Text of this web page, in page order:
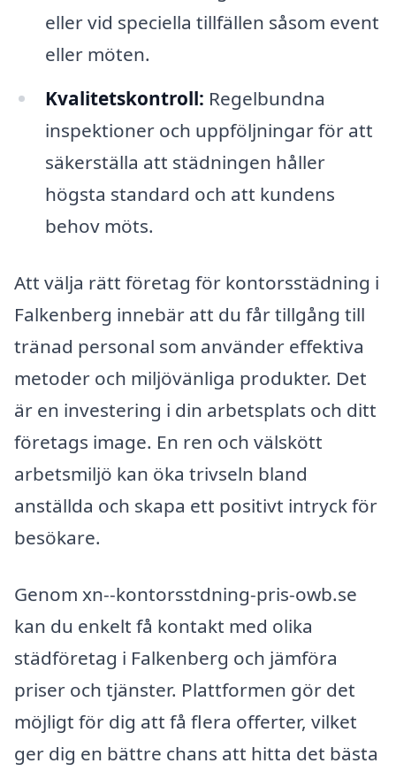
eller vid speciella tillfällen såsom event
eller möten.
Kvalitetskontroll: Regelbundna
inspektioner och uppföljningar för att
säkerställa att städningen håller
högsta standard och att kundens
behov möts.
Att välja rätt företag för kontorsstädning i
Falkenberg innebär att du får tillgång till
tränad personal som använder effektiva
metoder och miljövänliga produkter. Det
är en investering i din arbetsplats och ditt
företags image. En ren och välskött
arbetsmiljö kan öka trivseln bland
anställda och skapa ett positivt intryck för
besökare.
Genom xn--kontorsstdning-pris-owb.se
kan du enkelt få kontakt med olika
städföretag i Falkenberg och jämföra
priser och tjänster. Plattformen gör det
möjligt för dig att få flera offerter, vilket
ger dig en bättre chans att hitta det bästa